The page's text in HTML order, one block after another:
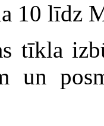
10 līdz
tīkla
un